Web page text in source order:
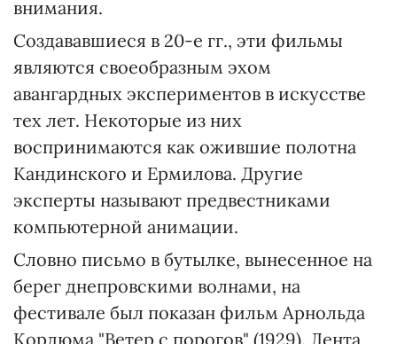
внимания.
Создававшиеся в 20-е гг., эти фильмы
являются своеобразным эхом
авангардных экспериментов в искусстве
тех лет. Некоторые из них
воспринимаются как ожившие полотна
Кандинского и Ермилова. Другие
эксперты называют предвестниками
компьютерной анимации.
Словно письмо в бутылке, вынесенное на
берег днепровскими волнами, на
фестивале был показан фильм Арнольда
Кордюма "Ветер с порогов" (1929). Лента